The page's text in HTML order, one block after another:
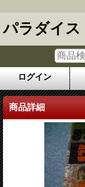
パラダイス
ログイン
商品詳細